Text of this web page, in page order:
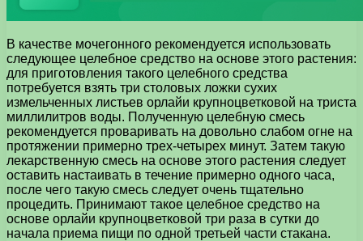
В качестве мочегонного рекомендуется использовать
следующее целебное средство на основе этого растения:
для приготовления такого целебного средства
потребуется взять три столовых ложки сухих
измельченных листьев орлайи крупноцветковой на триста
миллилитров воды. Полученную целебную смесь
рекомендуется проваривать на довольно слабом огне на
протяжении примерно трех-четырех минут. Затем такую
лекарственную смесь на основе этого растения следует
оставить настаивать в течение примерно одного часа,
после чего такую смесь следует очень тщательно
процедить. Принимают такое целебное средство на
основе орлайи крупноцветковой три раза в сутки до
начала приема пищи по одной третьей части стакана.